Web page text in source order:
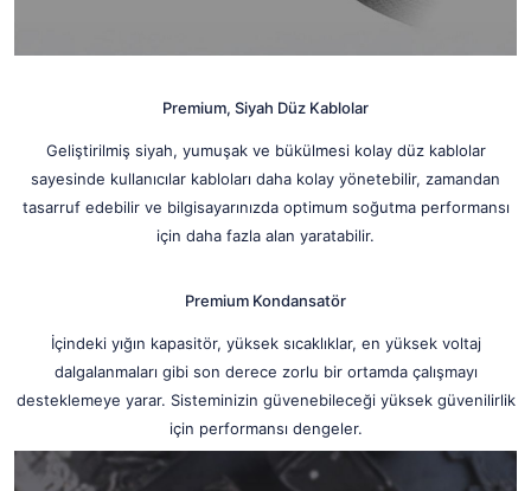
Premium, Siyah Düz Kablolar
Geliştirilmiş siyah, yumuşak ve bükülmesi kolay düz kablolar
sayesinde kullanıcılar kabloları daha kolay yönetebilir, zamandan
tasarruf edebilir ve bilgisayarınızda optimum soğutma performansı
için daha fazla alan yaratabilir.
Premium Kondansatör
İçindeki yığın kapasitör, yüksek sıcaklıklar, en yüksek voltaj
dalgalanmaları gibi son derece zorlu bir ortamda çalışmayı
desteklemeye yarar. Sisteminizin güvenebileceği yüksek güvenilirlik
için performansı dengeler.